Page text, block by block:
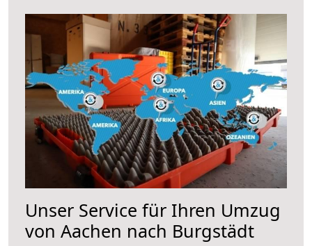
Unser Service für Ihren Umzug
von Aachen nach Burgstädt